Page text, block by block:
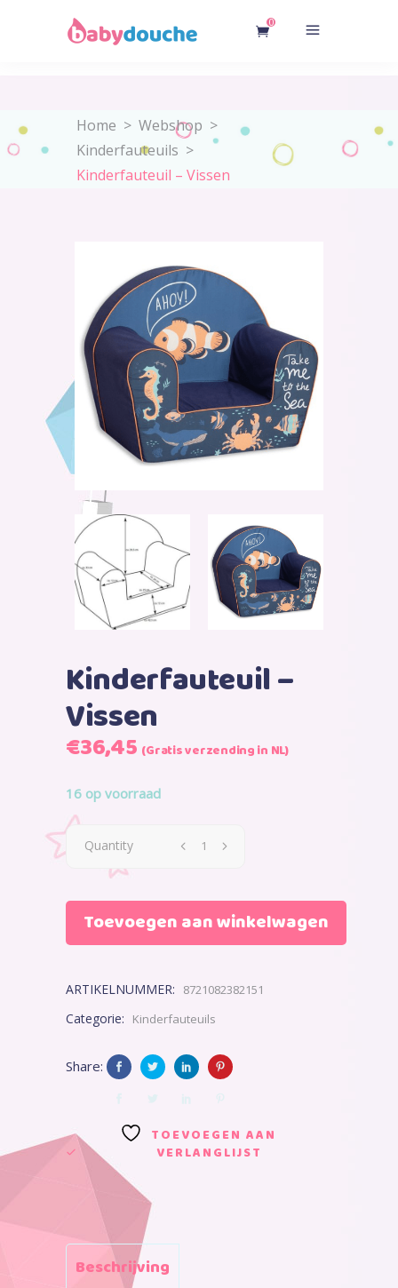
0
Home > Webshop >
Kinderfauteuils >
Kinderfauteuil – Vissen
Kinderfauteuil –
Vissen
Oorspronkelijke
was:
€36,45.
€36,45Huidige
is:
(Gratis verzending in NL)
16 op voorraad
Quantity
Toevoegen aan winkelwagen
ARTIKELNUMMER: 8721082382151
Categorie: Kinderfauteuils
Share:
TOEVOEGEN AAN
VERLANGLIJST
Beschrijving